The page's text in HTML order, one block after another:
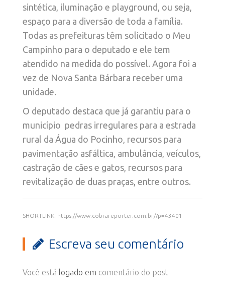
sintética, iluminação e playground, ou seja,
espaço para a diversão de toda a família.
Todas as prefeituras têm solicitado o Meu
Campinho para o deputado e ele tem
atendido na medida do possível. Agora foi a
vez de Nova Santa Bárbara receber uma
unidade.
O deputado destaca que já garantiu para o
município pedras irregulares para a estrada
rural da Água do Pocinho, recursos para
pavimentação asfáltica, ambulância, veículos,
castração de cães e gatos, recursos para
revitalização de duas praças, entre outros.
SHORTLINK: https://www.cobrareporter.com.br/?p=43401
Escreva seu comentário
Você está logado em comentário do post